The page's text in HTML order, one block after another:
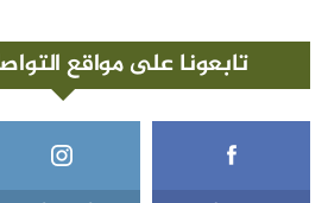
تابعونا على مواقع